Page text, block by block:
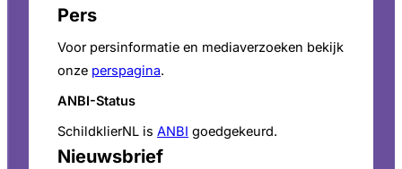
Pers
Voor persinformatie en mediaverzoeken bekijk
onze perspagina.
ANBI-Status
SchildklierNL is ANBI goedgekeurd.
Nieuwsbrief